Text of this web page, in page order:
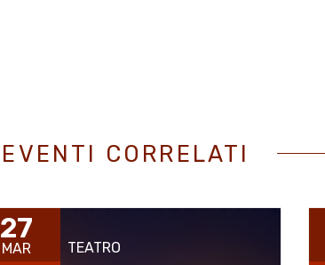
EVENTI CORRELATI
27
MAR
TEATRO